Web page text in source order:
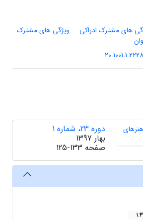
های مشترک ادراکی
ویژگی های مشترک
دوره 23، شماره 1
بهار 1397
صفحه 125-133